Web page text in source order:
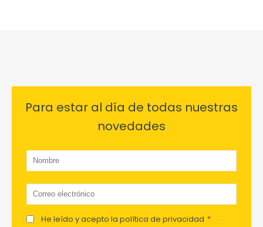
Para estar al día de todas nuestras
novedades
He leído y acepto la política de privacidad *